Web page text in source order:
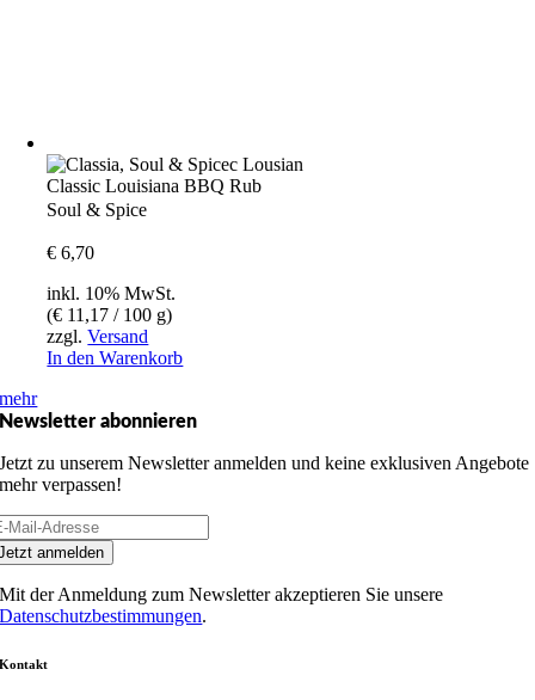
Classic Louisiana BBQ Rub
Soul & Spice
€ 6,70
inkl. 10% MwSt.
(€ 11,17 / 100 g)
zzgl.Versand
In den Warenkorb
mehr
Newsletter abonnieren
Jetzt zu unserem Newsletter anmelden und keine exklusiven Angebote
mehr verpassen!
anmelden
Mit der Anmeldung zum Newsletter akzeptieren Sie unsere
Datenschutzbestimmungen.
Kontakt